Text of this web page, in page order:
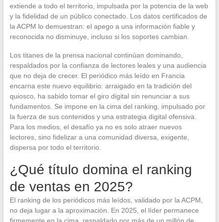
extiende a todo el territorio, impulsada por la potencia de la web
y la fidelidad de un público conectado. Los datos certificados de
la ACPM lo demuestran: el apego a una información fiable y
reconocida no disminuye, incluso si los soportes cambian.
Los titanes de la prensa nacional continúan dominando,
respaldados por la confianza de lectores leales y una audiencia
que no deja de crecer. El periódico más leído en Francia
encarna este nuevo equilibrio: arraigado en la tradición del
quiosco, ha sabido tomar el giro digital sin renunciar a sus
fundamentos. Se impone en la cima del ranking, impulsado por
la fuerza de sus contenidos y una estrategia digital ofensiva.
Para los medios, el desafío ya no es solo atraer nuevos
lectores, sino fidelizar a una comunidad diversa, exigente,
dispersa por todo el territorio.
¿Qué título domina el ranking
de ventas en 2025?
El ranking de los periódicos más leídos, validado por la ACPM,
no deja lugar a la aproximación. En 2025, el líder permanece